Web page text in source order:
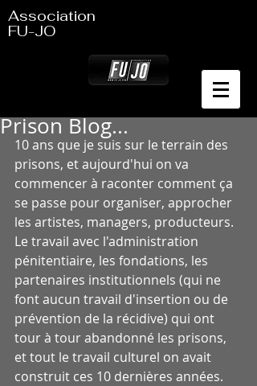
Association
FU-JO
Prison Blog...
10 ans que je suis sur le terrain des
prisons, et aujourd'hui on va
commencer à raconter comment ça
se passe pour organiser, approcher
les artistes, managers, producteurs.
Le travail avec l'administration
pénitentiaire, les fondations, les
partenaires institutionnels (qui ne
font aucun travail d'insertion ou de
prévention de la récidive) qui ont
tour à tour abandonné les prisons,
et tout le travail culturel on avait
construit ces 10 dernières années.